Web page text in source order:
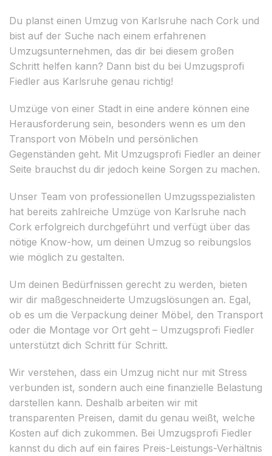
Du planst einen Umzug von Karlsruhe nach Cork und
bist auf der Suche nach einem erfahrenen
Umzugsunternehmen, das dir bei diesem großen
Schritt helfen kann? Dann bist du bei Umzugsprofi
Fiedler aus Karlsruhe genau richtig!
Umzüge von einer Stadt in eine andere können eine
Herausforderung sein, besonders wenn es um den
Transport von Möbeln und persönlichen
Gegenständen geht. Mit Umzugsprofi Fiedler an deiner
Seite brauchst du dir jedoch keine Sorgen zu machen.
Unser Team von professionellen Umzugsspezialisten
hat bereits zahlreiche Umzüge von Karlsruhe nach
Cork erfolgreich durchgeführt und verfügt über das
nötige Know-how, um deinen Umzug so reibungslos
wie möglich zu gestalten.
Um deinen Bedürfnissen gerecht zu werden, bieten
wir dir maßgeschneiderte Umzugslösungen an. Egal,
ob es um die Verpackung deiner Möbel, den Transport
oder die Montage vor Ort geht – Umzugsprofi Fiedler
unterstützt dich Schritt für Schritt.
Wir verstehen, dass ein Umzug nicht nur mit Stress
verbunden ist, sondern auch eine finanzielle Belastung
darstellen kann. Deshalb arbeiten wir mit
transparenten Preisen, damit du genau weißt, welche
Kosten auf dich zukommen. Bei Umzugsprofi Fiedler
kannst du dich auf ein faires Preis-Leistungs-Verhältnis